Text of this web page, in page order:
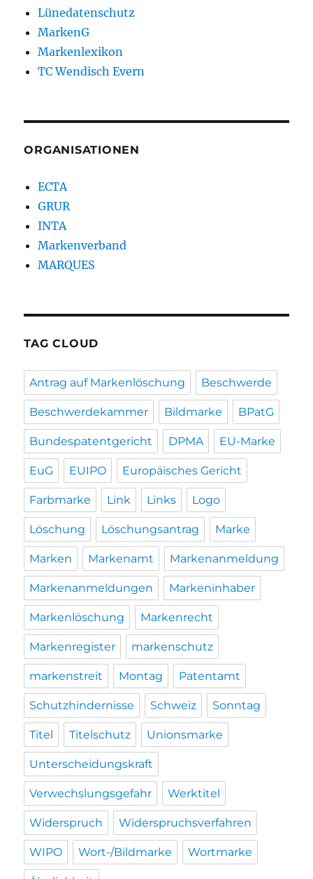
Lünedatenschutz
MarkenG
Markenlexikon
TC Wendisch Evern
ORGANISATIONEN
ECTA
GRUR
INTA
Markenverband
MARQUES
TAG CLOUD
Antrag auf Markenlöschung Beschwerde
Beschwerdekammer Bildmarke BPatG
Bundespatentgericht DPMA EU-Marke
EuG EUIPO Europäisches Gericht
Farbmarke Link Links Logo
Löschung Löschungsantrag Marke
Marken Markenamt Markenanmeldung
Markenanmeldungen Markeninhaber
Markenlöschung Markenrecht
Markenregister markenschutz
markenstreit Montag Patentamt
Schutzhindernisse Schweiz Sonntag
Titel Titelschutz Unionsmarke
Unterscheidungskraft
Verwechslungsgefahr Werktitel
Widerspruch Widerspruchsverfahren
WIPO Wort-/Bildmarke Wortmarke